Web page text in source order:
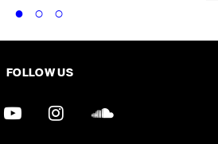
FOLLOW US